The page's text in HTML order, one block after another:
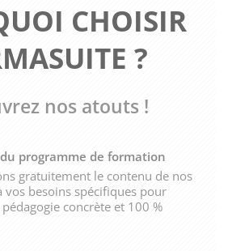
CHOISIR
?
nos atouts !
programme de formation
gratuitement le contenu de nos
besoins spécifiques pour
concrète et 100 %